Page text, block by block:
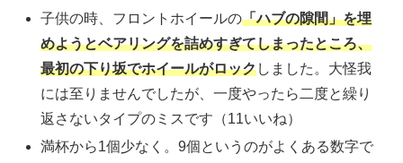
子供の時、フロントホイールの「ハブの隙間」を埋
めようとベアリングを詰めすぎてしまったところ、
最初の下り坂でホイールがロックしました。大怪我
には至りませんでしたが、一度やったら二度と繰り
返さないタイプのミスです（11いいね）
満杯から1個少なく。9個というのがよくある数字で